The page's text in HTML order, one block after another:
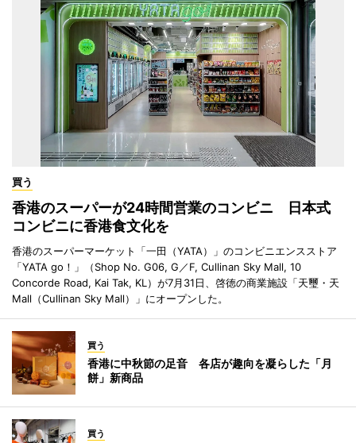
買う
香港のスーパーが24時間営業のコンビニ 日本式
コンビニに香港食文化を
香港のスーパーマーケット「一田（YATA）」のコンビニエンスストア
「YATA go！」（Shop No. G06, G／F, Cullinan Sky Mall, 10
Concorde Road, Kai Tak, KL）が7月31日、啓徳の商業施設「天璽・天
Mall（Cullinan Sky Mall）」にオープンした。
買う
香港に中秋節の足音 各店が趣向を凝らした「月
餅」新商品
買う